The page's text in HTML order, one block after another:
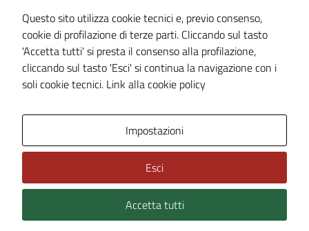
Note legali
Dichiarazione di accessibilità
Obiettivi di accessiblità
Piano di miglioramento del sito
Technical Design s.r.l.
Questo sito utilizza cookie tecnici e, previo consenso,
cookie di profilazione di terze parti. Cliccando sul tasto
'Accetta tutti' si presta il consenso alla profilazione,
cliccando sul tasto 'Esci' si continua la navigazione con i
soli cookie tecnici. Link alla cookie policy
Impostazioni
Esci
Accetta tutti